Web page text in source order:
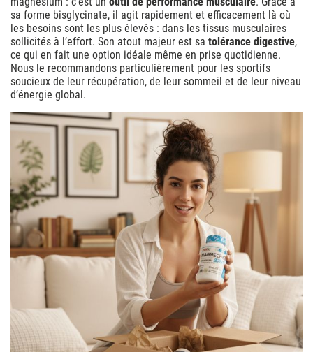
sa forme bisglycinate, il agit rapidement et efficacement là où
les besoins sont les plus élevés : dans les tissus musculaires
sollicités à l’effort. Son atout majeur est sa tolérance digestive,
ce qui en fait une option idéale même en prise quotidienne.
Nous le recommandons particulièrement pour les sportifs
soucieux de leur récupération, de leur sommeil et de leur niveau
d’énergie global.